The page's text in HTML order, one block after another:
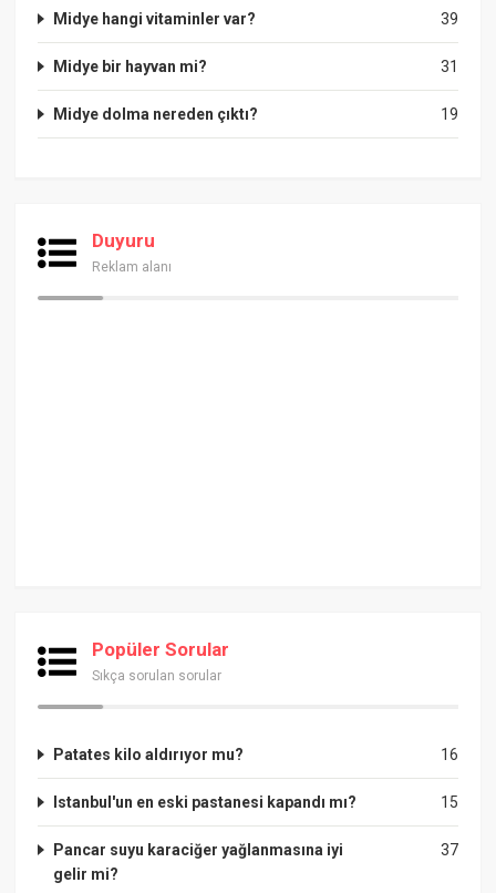
39
Midye hangi vitaminler var?
31
Midye bir hayvan mi?
19
Midye dolma nereden çıktı?
Duyuru
Reklam alanı
Popüler Sorular
Sıkça sorulan sorular
16
Patates kilo aldırıyor mu?
15
Istanbul'un en eski pastanesi kapandı mı?
37
Pancar suyu karaciğer yağlanmasına iyi
gelir mi?